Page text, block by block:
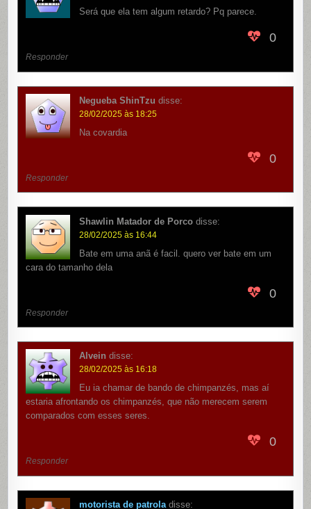
Será que ela tem algum retardo? Pq parece.
0
Responder
Negueba ShinTzu disse:
28/02/2025 às 18:25
Na covardia
0
Responder
Shawlin Matador de Porco disse:
28/02/2025 às 16:44
Bate em uma anã é facil. quero ver bate em um
cara do tamanho dela
0
Responder
Alvein disse:
28/02/2025 às 16:18
Eu ia chamar de bando de chimpanzés, mas aí
estaria afrontando os chimpanzés, que não merecem serem
comparados com esses seres.
0
Responder
motorista de patrola disse: